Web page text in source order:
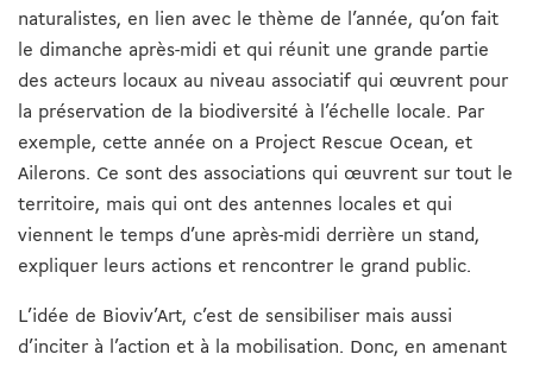
naturalistes, en lien avec le thème de l’année, qu’on fait
le dimanche après-midi et qui réunit une grande partie
des acteurs locaux au niveau associatif qui œuvrent pour
la préservation de la biodiversité à l’échelle locale. Par
exemple, cette année on a Project Rescue Ocean, et
Ailerons. Ce sont des associations qui œuvrent sur tout le
territoire, mais qui ont des antennes locales et qui
viennent le temps d’une après-midi derrière un stand,
expliquer leurs actions et rencontrer le grand public.
L’idée de Bioviv’Art, c’est de sensibiliser mais aussi
d’inciter à l’action et à la mobilisation. Donc, en amenant